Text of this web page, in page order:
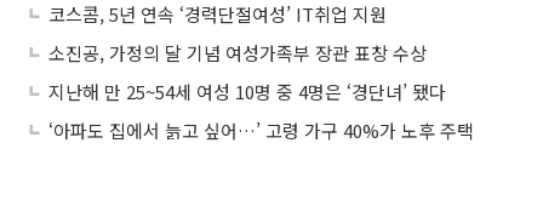
코스콤, 5년 연속 ‘경력단절여성’ IT취업 지원
소진공, 가정의 달 기념 여성가족부 장관 표창 수상
지난해 만 25~54세 여성 10명 중 4명은 ‘경단녀’ 됐다
‘아파도 집에서 늙고 싶어…’ 고령 가구 40%가 노후 주택